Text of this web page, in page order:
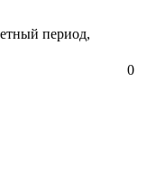
период,
0